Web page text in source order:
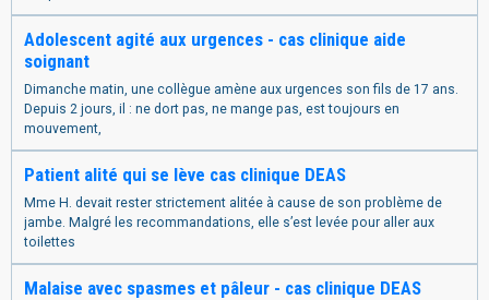
Adolescent agité aux urgences - cas clinique aide
soignant
Dimanche matin, une collègue amène aux urgences son fils de 17 ans.
Depuis 2 jours, il : ne dort pas, ne mange pas, est toujours en
mouvement,
Patient alité qui se lève cas clinique DEAS
Mme H. devait rester strictement alitée à cause de son problème de
jambe. Malgré les recommandations, elle s’est levée pour aller aux
toilettes
Malaise avec spasmes et pâleur - cas clinique DEAS